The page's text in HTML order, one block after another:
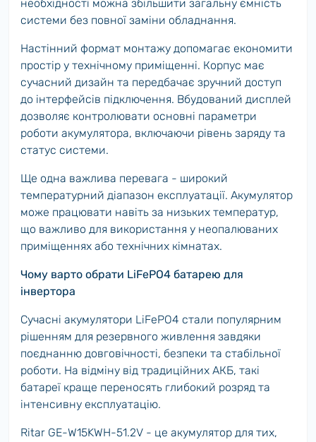
необхідності можна збільшити загальну ємність
системи без повної заміни обладнання.
Настінний формат монтажу допомагає економити
простір у технічному приміщенні. Корпус має
сучасний дизайн та передбачає зручний доступ
до інтерфейсів підключення. Вбудований дисплей
дозволяє контролювати основні параметри
роботи акумулятора, включаючи рівень заряду та
статус системи.
Ще одна важлива перевага - широкий
температурний діапазон експлуатації. Акумулятор
може працювати навіть за низьких температур,
що важливо для використання у неопалюваних
приміщеннях або технічних кімнатах.
Чому варто обрати LiFePO4 батарею для
інвертора
Сучасні акумулятори LiFePO4 стали популярним
рішенням для резервного живлення завдяки
поєднанню довговічності, безпеки та стабільної
роботи. На відміну від традиційних АКБ, такі
батареї краще переносять глибокий розряд та
інтенсивну експлуатацію.
Ritar GE-W15KWH-51.2V - це акумулятор для тих,